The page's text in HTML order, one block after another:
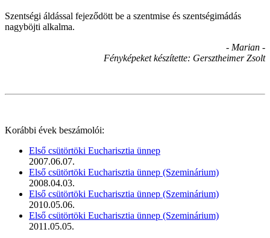
Szentségi áldással fejeződött be a szentmise és szentségimádás
nagyböjti alkalma.
- Marian -
Fényképeket készítette: Gersztheimer Zsolt
Korábbi évek beszámolói:
Első csütörtöki Eucharisztia ünnep
2007.06.07.
Első csütörtöki Eucharisztia ünnep (Szeminárium)
2008.04.03.
Első csütörtöki Eucharisztia ünnep (Szeminárium)
2010.05.06.
Első csütörtöki Eucharisztia ünnep (Szeminárium)
2011.05.05.